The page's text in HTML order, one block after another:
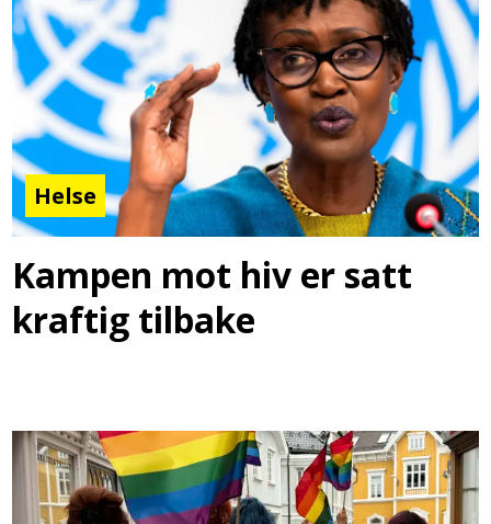
Helse
Kampen mot hiv er satt
kraftig tilbake